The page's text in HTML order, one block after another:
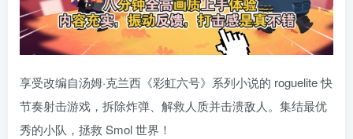
享受改编自汤姆·克兰西《彩虹六号》系列小说的 roguelite 快
节奏射击游戏，拆除炸弹、解救人质并击溃敌人。集结最优
秀的小队，拯救 Smol 世界！